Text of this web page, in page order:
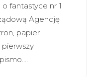
o fantastyce nr 1
Agencję
papier